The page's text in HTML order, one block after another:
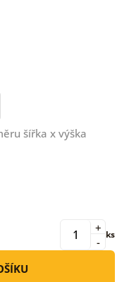
šířka x výška
-
+ ks